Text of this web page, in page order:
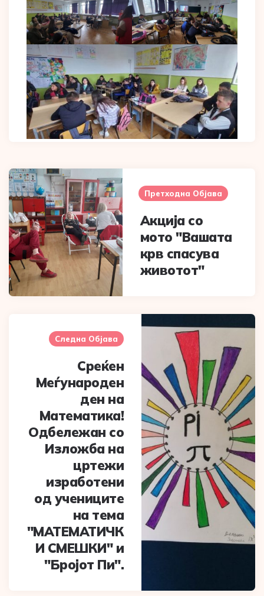
Post
navigation
Претходна Објава
Акција со
мото "Вашата
крв спасува
животот"
Следна Објава
Среќен
Меѓународен
ден на
Математика!
Одбележан со
Изложба на
цртежи
изработени
од учениците
на тема
"МАТЕМАТИЧК
И СМЕШКИ" и
"Бројот Пи".